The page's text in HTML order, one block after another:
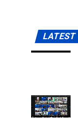
LATEST